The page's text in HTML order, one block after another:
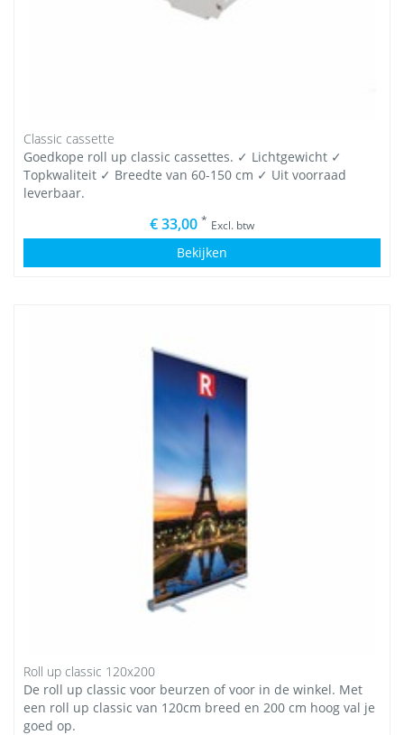
Classic cassette
Goedkope roll up classic cassettes. ✓ Lichtgewicht ✓
Topkwaliteit ✓ Breedte van 60-150 cm ✓ Uit voorraad
leverbaar.
€ 33,00 * Excl. btw
Bekijken
Roll up classic 120x200
De roll up classic voor beurzen of voor in de winkel. Met
een roll up classic van 120cm breed en 200 cm hoog val je
goed op.